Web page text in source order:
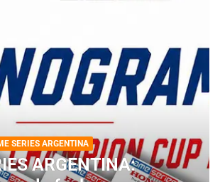
SERIES ARGENTINA
ARGENTINA: